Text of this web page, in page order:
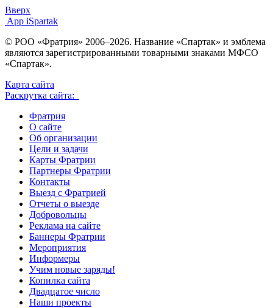
Вверх
App iSpartak
© РОО «Фратрия» 2006–2026. Название «Спартак» и эмблема
являются зарегистрированными товарными знаками МФСО
«Спартак».
Карта сайта
Раскрутка сайта:
Фратрия
О сайте
Об организации
Цели и задачи
Карты Фратрии
Партнеры Фратрии
Контакты
Выезд с Фратрией
Отчеты о выезде
Добровольцы
Реклама на сайте
Баннеры Фратрии
Мероприятия
Информеры
Учим новые заряды!
Копилка сайта
Двадцатое число
Наши проекты